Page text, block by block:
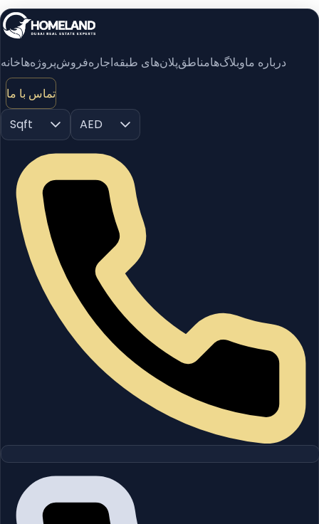
خانهپروژه‌هافروشاجارهپلان‌های طبقهمناطقوبلاگ‌هادرباره ما
تماس با ما
Sqft
AED